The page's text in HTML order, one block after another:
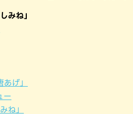
みね」
げ」
ー
ね」